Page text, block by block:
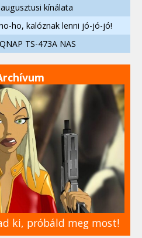
kínálata
ho, kalóznak lenni jó-jó-jó!
TS-473A NAS
ki, próbáld meg most!